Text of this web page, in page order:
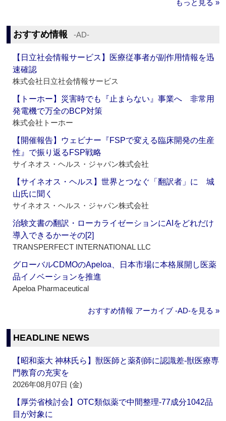
もっと見る »
おすすめ情報 ‐AD‐
【日立社会情報サービス】医療従事者が副作用情報を迅
速確認
株式会社日立社会情報サービス
【トーホー】災害時でも『止まらない』事業へ 非常用
発電機で万全のBCP対策
株式会社トーホー
【開催報告】ウェビナー『FSPで変える臨床開発の生産
性』で振り返るFSP戦略
サイネオス・ヘルス・ジャパン株式会社
【サイネオス・ヘルス】世界とつなぐ「翻訳者」に 城
山氏に聞く
サイネオス・ヘルス・ジャパン株式会社
治験文書の翻訳・ローカライゼーションにAIをどれだけ
導入できるかーその[2]
TRANSPERFECT INTERNATIONAL LLC
グローバルCDMOのApeloa、日本市場に本格展開し医薬
品イノベーションを推進
Apeloa Pharmaceutical
おすすめ情報 アーカイブ ‐AD‐を見る »
HEADLINE NEWS
【昭和薬大 神林氏ら】獣医師と薬剤師に認識差‐獣医療専
門教育の充実を
2026年08月07日 (金)
【厚労省検討会】OTC類似薬で中間整理‐77成分1042品
目が対象に